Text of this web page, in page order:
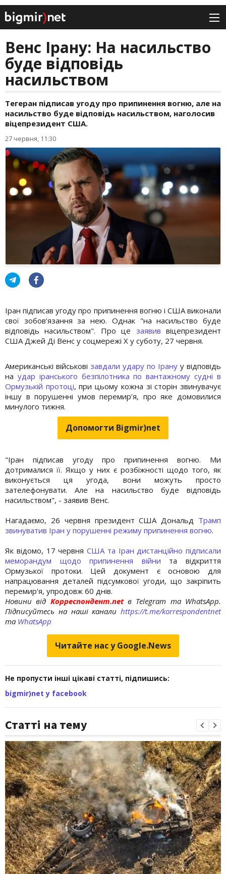
Венс Ірану: На насильство
буде відповідь
насильством
Тегеран підписав угоду про припинення вогню, але на
насильство буде відповідь насильством, наголосив
віцепрезидент США.
27 червня, 11:30
Іран підписав угоду про припинення вогню і США виконали
свої зобов’язання за нею. Однак "на насильство буде
відповідь насильством". Про це заявив віцепрезидент
США Джей Ді Венс у соцмережі Х у суботу, 27 червня.
Американські військові завдали удару по Ірану у відповідь
на удар іранського безпілотника по вантажному судні в
Ормузькій протоці, при цьому кожна зі сторін звинувачує
іншу в порушенні умов перемир’я, про яке домовилися
минулого тижня.
Допомогти Bigmir)net
"Іран підписав угоду про припинення вогню. Ми
дотрималися її. Якщо у них є розбіжності щодо того, як
виконується ця угода, вони можуть просто
зателефонувати. Але на насильство буде відповідь
насильством", - заявив Венс.
Нагадаємо, 26 червня президент США Дональд Трамп
звинуватив Іран у порушенні режиму припинення вогню.
Як відомо, 17 червня США та Іран дистанційно підписали
меморандум щодо припинення війни та відкриття
Ормузької протоки. Цей документ є основою для
напрацювання деталей підсумкової угоди, що закріпить
перемир'я, упродовж 60 днів.
Новини від Корреспондент.netв Telegram та WhatsApp.
Підписуйтесь на наші канали https://t.me/korrespondentnet
та WhatsApp
Читайте нас у Google.News
Не пропусти інші цікаві статті, підпишись:
bigmir)net у facebook
Статті на тему